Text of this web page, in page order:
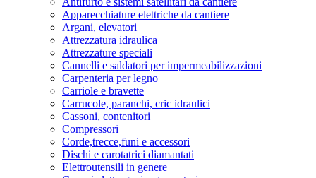
Apparecchiature elettriche da cantiere
Argani, elevatori
Attrezzatura idraulica
Attrezzature speciali
Cannelli e saldatori per impermeabilizzazioni
Carpenteria per legno
Carriole e bravette
Carrucole, paranchi, cric idraulici
Cassoni, contenitori
Compressori
Corde,trecce,funi e accessori
Dischi e carotatrici diamantati
Elettroutensili in genere